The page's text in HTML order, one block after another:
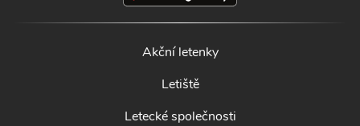
Akční letenky
Letiště
Letecké společnosti